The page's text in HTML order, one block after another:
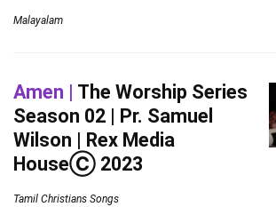
Malayalam
Amen | The Worship Series
Season 02 | Pr. Samuel
Wilson | Rex Media
HouseⒸ 2023
Tamil Christians Songs